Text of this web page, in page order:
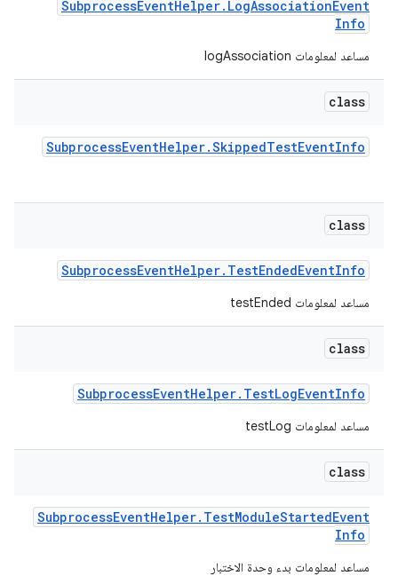
SubprocessEventHelper. LogAssociationEvent
Info
مساعد لمعلومات logAssociation
class
SubprocessEventHelper.SkippedTestEventInfo
class
SubprocessEventHelper. TestEndedEventInfo
مساعد لمعلومات testEnded
class
SubprocessEventHelper. TestLogEventInfo
مساعد لمعلومات testLog
class
SubprocessEventHelper. TestModuleStartedEvent
Info
مساعد لمعلومات بدء وحدة الاختبار